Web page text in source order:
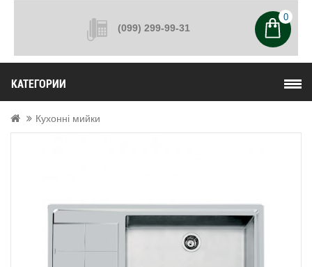
(099) 299-99-31
0
КАТЕГОРИИ
Кухонні мийки